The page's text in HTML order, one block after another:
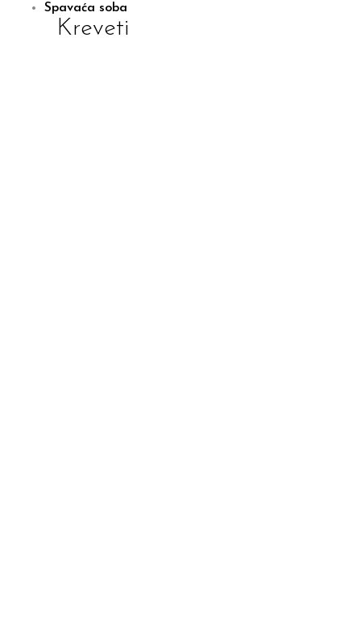
Spavaća soba
Kreveti